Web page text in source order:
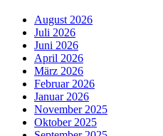
August 2026
Juli 2026
Juni 2026
April 2026
März 2026
Februar 2026
Januar 2026
November 2025
Oktober 2025